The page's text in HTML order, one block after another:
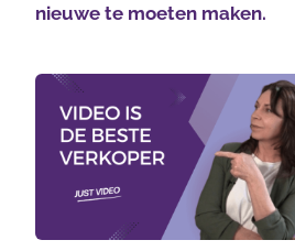
nieuwe te moeten maken.